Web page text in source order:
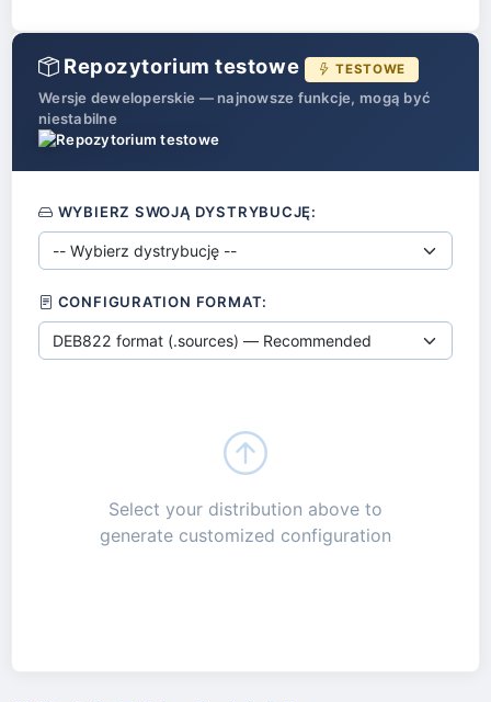
Repozytorium testowe TESTOWE
Wersje deweloperskie — najnowsze funkcje, mogą być
niestabilne
WYBIERZ SWOJĄ DYSTRYBUCJĘ:
CONFIGURATION FORMAT:
Select your distribution above to
generate customized configuration